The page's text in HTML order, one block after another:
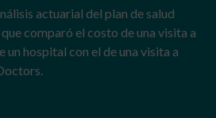
actuarial del plan de salud
comparó el costo de una visita a
un hospital con el de una visita a